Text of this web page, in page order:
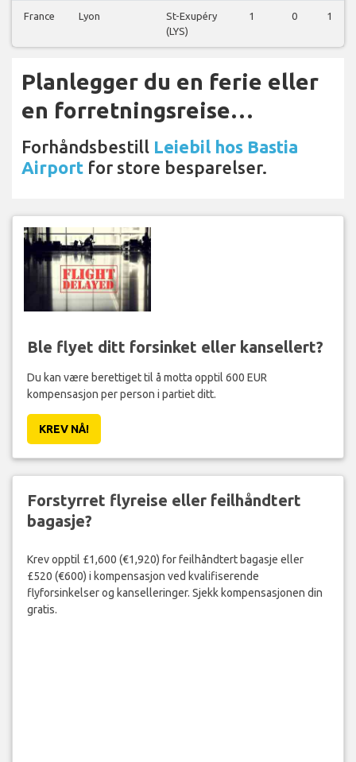
France Lyon
St-Exupéry
(LYS)
1 0 1
Planlegger du en ferie eller
en forretningsreise…
Forhåndsbestill Leiebil hos Bastia
Airport for store besparelser.
Ble flyet ditt forsinket eller kansellert?
Du kan være berettiget til å motta opptil 600 EUR
kompensasjon per person i partiet ditt.
KREV NÅ!
Forstyrret flyreise eller feilhåndtert
bagasje?
Krev opptil £1,600 (€1,920) for feilhåndtert bagasje eller
£520 (€600) i kompensasjon ved kvalifiserende
flyforsinkelser og kanselleringer. Sjekk kompensasjonen din
gratis.